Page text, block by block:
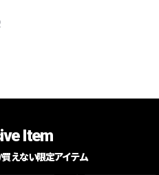
Item
えない限定アイテム